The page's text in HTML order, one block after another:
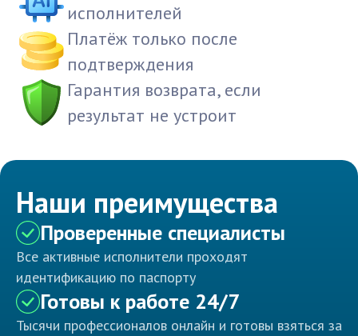
исполнителей
Платёж только после
подтверждения
Гарантия возврата, если
результат не устроит
Наши преимущества
Проверенные специалисты
Все активные исполнители проходят
идентификацию по паспорту
Готовы к работе 24/7
Тысячи профессионалов онлайн и готовы взяться за